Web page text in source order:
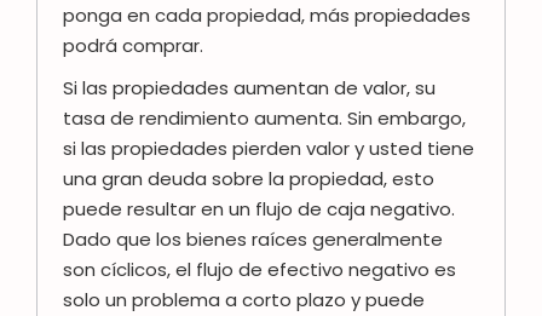
ponga en cada propiedad, más propiedades
podrá comprar.
Si las propiedades aumentan de valor, su
tasa de rendimiento aumenta. Sin embargo,
si las propiedades pierden valor y usted tiene
una gran deuda sobre la propiedad, esto
puede resultar en un flujo de caja negativo.
Dado que los bienes raíces generalmente
son cíclicos, el flujo de efectivo negativo es
solo un problema a corto plazo y puede